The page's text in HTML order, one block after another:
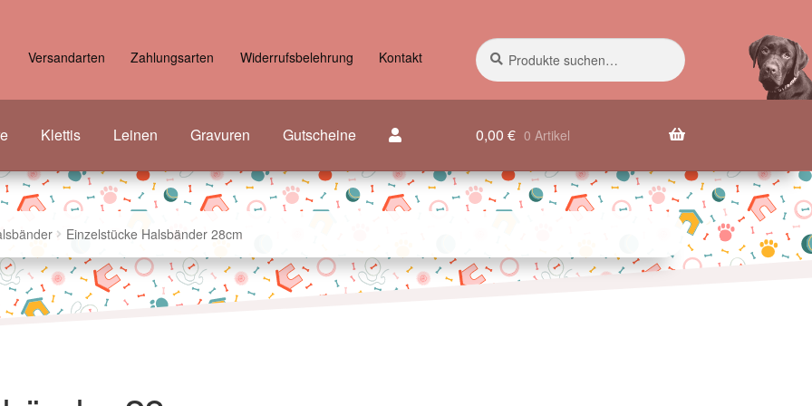
Versandarten Zahlungsarten Widerrufsbelehrung Kontakt
Suche
nach:
Suchen
Klettis Leinen Gravuren Gutscheine 0,00 € 0 Artikel
Einzelstücke Halsbänder 28cm